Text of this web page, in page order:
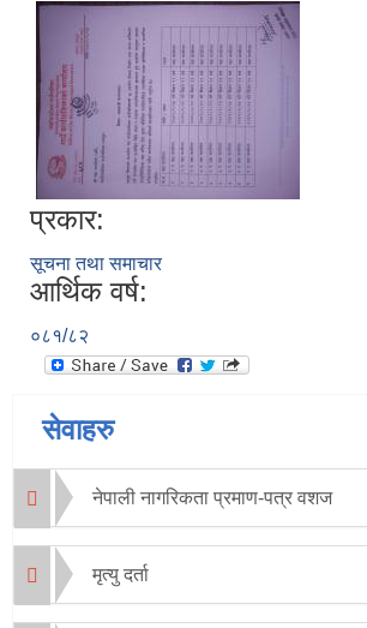
प्रकार:
सूचना तथा समाचार
आर्थिक वर्ष:
०८१/८२
सेवाहरु
नेपाली नागरिकता प्रमाण-पत्र वशज
मृत्यु दर्ता